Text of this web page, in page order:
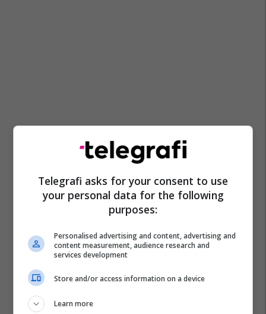
Telegrafi asks for your consent to use
your personal data for the following
purposes:
Personalised advertising and content, advertising and
content measurement, audience research and
services development
Store and/or access information on a device
Learn more